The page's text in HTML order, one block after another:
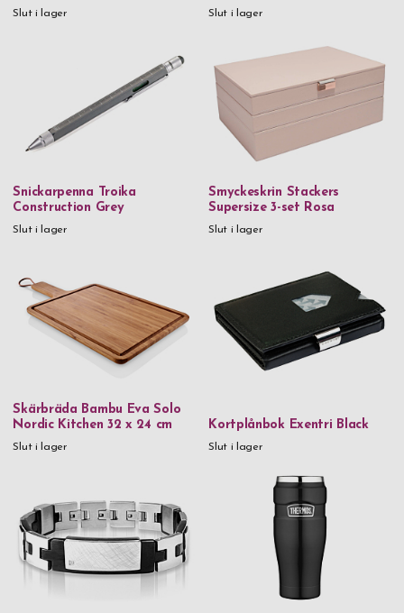
Rostfritt stål
Rostfritt stål & björk
Rostfritt stål & PVD
Trä
Veganskt läder
Veganskt läder & glas
Vinglas
Rödvinsglas
0 kr-999,99 kr
1 000 kr-1 999,99 kr
2 000 kr-2 999,99 kr
Slut i lager Slut i lager
Snickarpenna Troika
Construction Grey
Slut i lager
Smyckeskrin Stackers
Supersize 3-set Rosa
Slut i lager
Skärbräda Bambu Eva Solo
Nordic Kitchen 32 x 24 cm
Slut i lager
Kortplånbok Exentri Black
Slut i lager